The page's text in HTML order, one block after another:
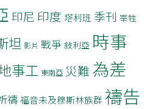
印尼 印度 塔利班 季刊 宰牲
坦 影片 戰爭 敍利亞 時事
事工 東南亞 災難 為差
禱福音未及穆斯林族群 禱告